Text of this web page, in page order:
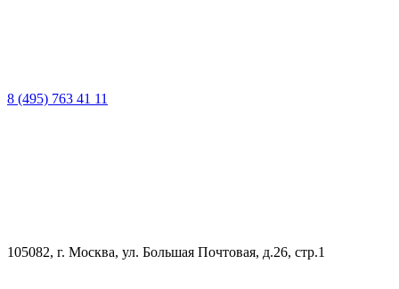
8 (495) 763 41 11
105082, г. Москва, ул. Большая Почтовая, д.26, стр.1